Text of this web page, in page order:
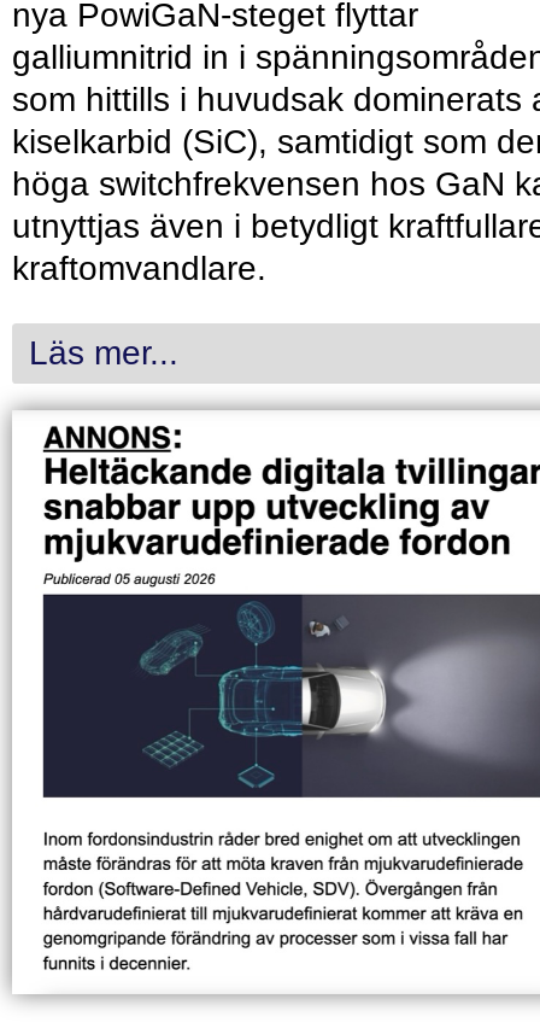
nya PowiGaN-steget flyttar
galliumnitrid in i
som hittills i huvudsak dominerats
kiselkarbid (SiC), samtidigt som
höga switchfrekvensen hos GaN
utnyttjas även i betydligt
kraftomvandlare.
Läs mer...